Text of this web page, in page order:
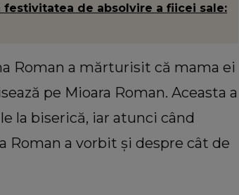
festivitatea de absolvire a fiicei sale:
Roman a mărturisit că mama ei
pe Mioara Roman. Aceasta a
la biserică, iar atunci când
Roman a vorbit și despre cât de